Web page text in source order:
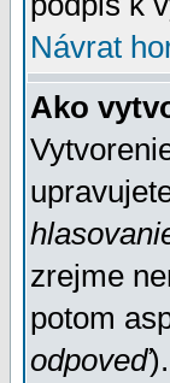
Návrat
Ako
zrejme
potom
odpoveď